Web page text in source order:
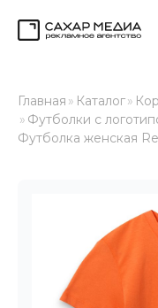
Главная » Каталог»
» Футболки с
Футболка женская